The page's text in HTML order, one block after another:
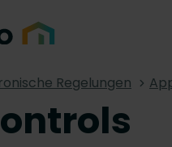
Regelungen